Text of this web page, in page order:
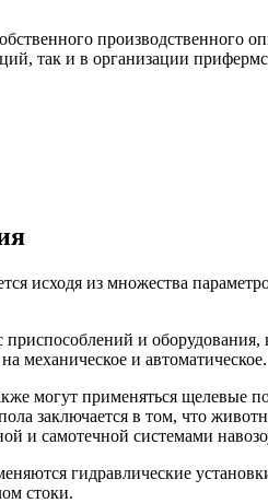
так и в организации
исходя из множества
и
механическое и автоматическое.
могут применяться щелевые
заключается в том, что
и самотечной системами
гидравлические
стоки.